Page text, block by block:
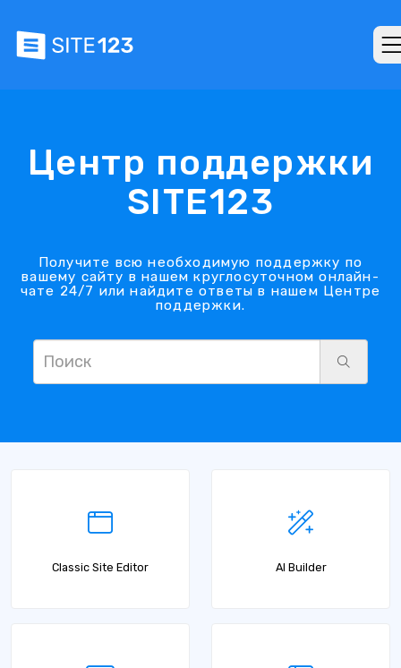
Центр поддержки
SITE123
Получите всю необходимую поддержку по
вашему сайту в нашем круглосуточном онлайн-
чате 24/7 или найдите ответы в нашем Центре
поддержки.
Classic Site Editor AI Builder